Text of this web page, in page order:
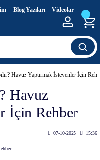
Blog Yazıları Videolar
Havuz Yaptırmak İsteyenler İçin
Havuz
İçin Rehber
07-10-2025 15:36